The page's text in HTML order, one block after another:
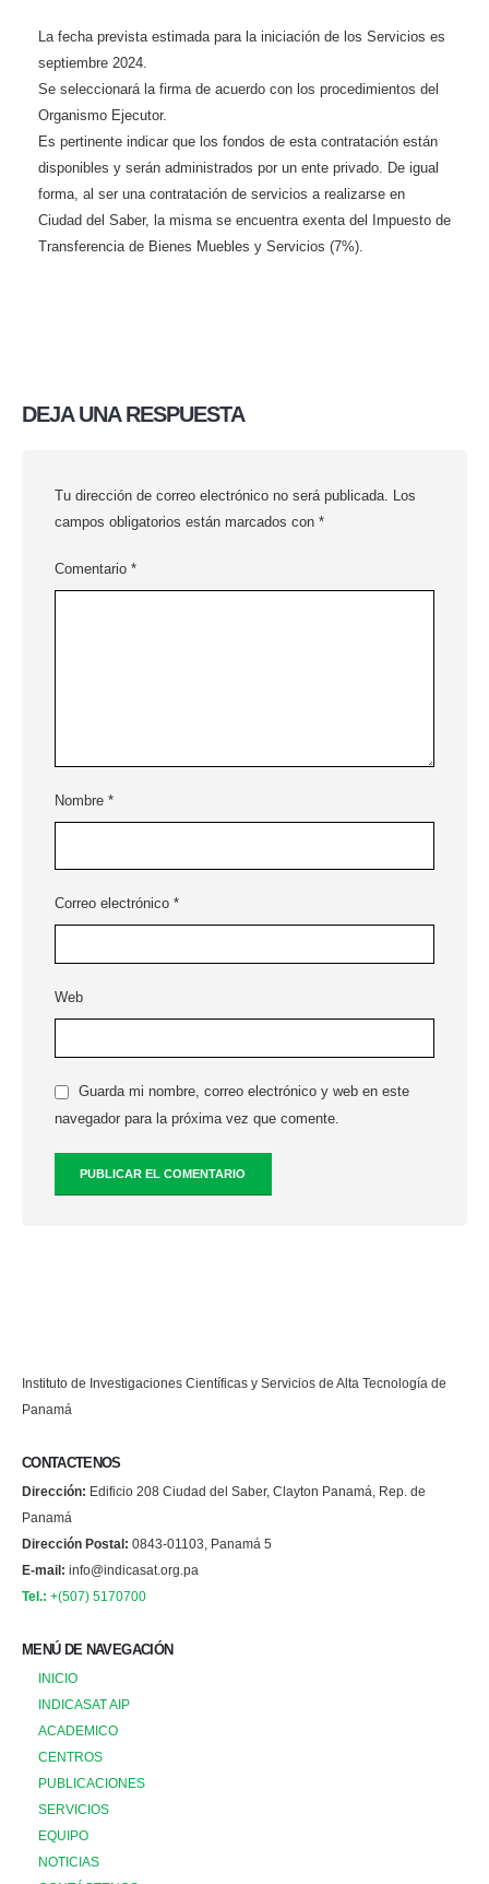
La fecha prevista estimada para la iniciación de los Servicios es
septiembre 2024.
Se seleccionará la firma de acuerdo con los procedimientos del
Organismo Ejecutor.
Es pertinente indicar que los fondos de esta contratación están
disponibles y serán administrados por un ente privado. De igual
forma, al ser una contratación de servicios a realizarse en
Ciudad del Saber, la misma se encuentra exenta del Impuesto de
Transferencia de Bienes Muebles y Servicios (7%).
DEJA UNA RESPUESTA
Tu dirección de correo electrónico no será publicada. Los
campos obligatorios están marcados con *
Comentario *
Nombre *
Correo electrónico *
Web
Guarda mi nombre, correo electrónico y web en este
navegador para la próxima vez que comente.
Instituto de Investigaciones Científicas y Servicios de Alta Tecnología de
Panamá
CONTACTENOS
Dirección: Edificio 208 Ciudad del Saber, Clayton Panamá, Rep. de
Panamá
Dirección Postal: 0843-01103, Panamá 5
E-mail: info@indicasat.org.pa
Tel.: +(507) 5170700
MENÚ DE NAVEGACIÓN
INICIO
INDICASAT AIP
ACADEMICO
CENTROS
PUBLICACIONES
SERVICIOS
EQUIPO
NOTICIAS